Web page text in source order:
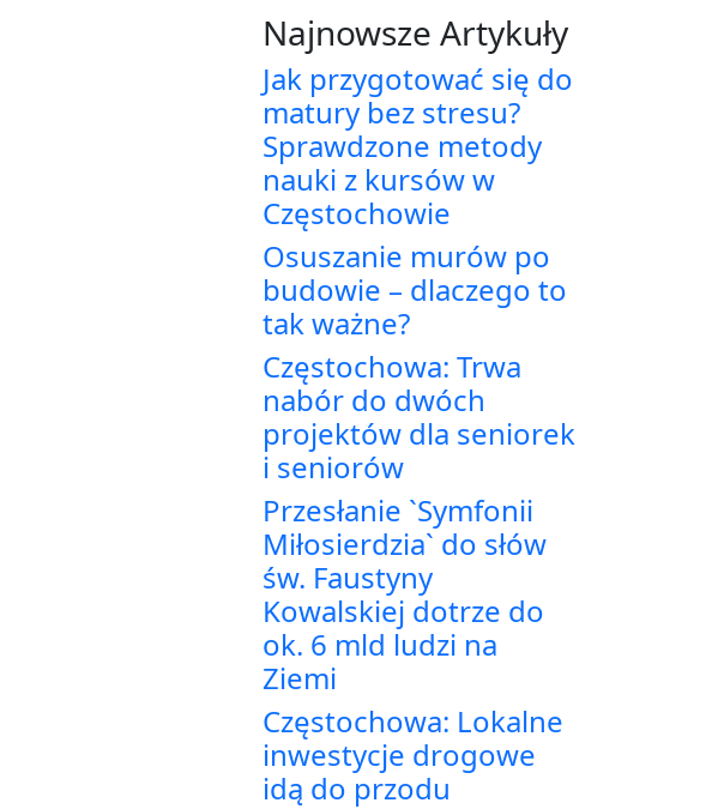
Najnowsze Artykuły
Jak przygotować się do
matury bez stresu?
Sprawdzone metody
nauki z kursów w
Częstochowie
Osuszanie murów po
budowie – dlaczego to
tak ważne?
Częstochowa: Trwa
nabór do dwóch
projektów dla seniorek
i seniorów
Przesłanie `Symfonii
Miłosierdzia` do słów
św. Faustyny
Kowalskiej dotrze do
ok. 6 mld ludzi na
Ziemi
Częstochowa: Lokalne
inwestycje drogowe
idą do przodu